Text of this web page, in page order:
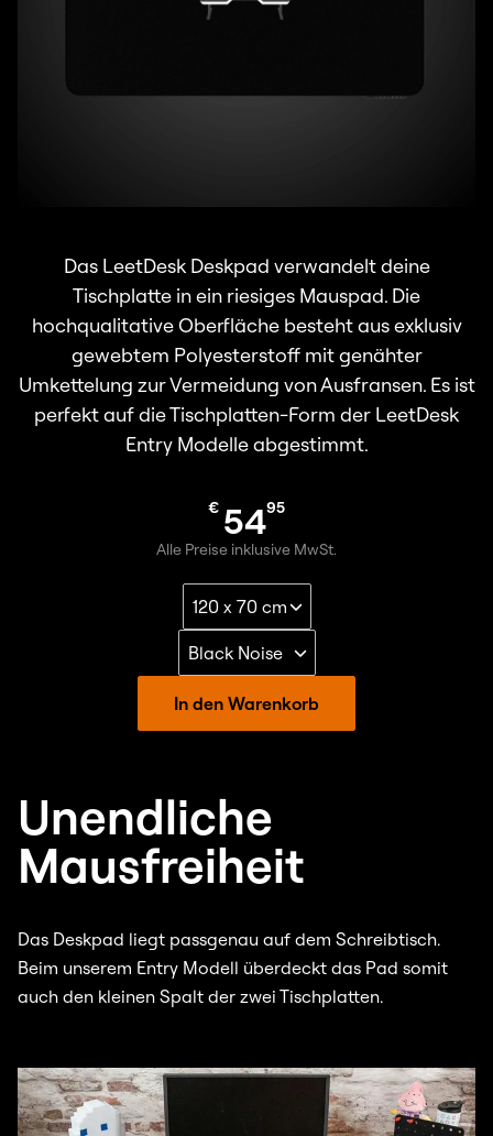
Das LeetDesk Deskpad verwandelt deine
Tischplatte in ein riesiges Mauspad. Die
hochqualitative Oberfläche besteht aus exklusiv
gewebtem Polyesterstoff mit genähter
Umkettelung zur Vermeidung von Ausfransen. Es ist
perfekt auf die Tischplatten-Form der LeetDesk
Entry Modelle abgestimmt.
€ 5495
Alle Preise inklusive MwSt.
In den Warenkorb
Unendliche
Mausfreiheit
Das Deskpad liegt passgenau auf dem Schreibtisch.
Beim unserem Entry Modell überdeckt das Pad somit
auch den kleinen Spalt der zwei Tischplatten.